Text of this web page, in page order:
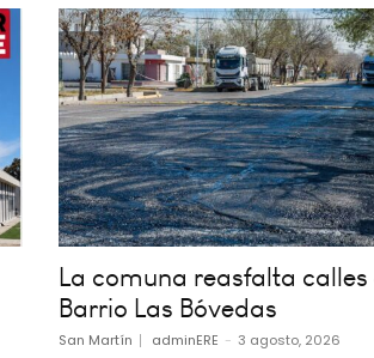
La comuna reasfalta calles
Barrio Las Bóvedas
San Martín adminERE - 3 agosto, 2026